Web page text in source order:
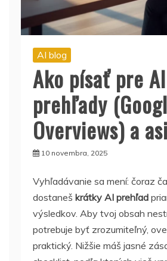
AI blog
Ako písať pre AI
prehľady
Overviews) a
10 novembra, 2025
Vyhľadávanie sa mení: čoraz
dostaneš krátky AI prehľad
výsledkov. Aby tvoj obsah
potrebuje byť zrozumiteľný,
praktický. Nižšie máš jasné